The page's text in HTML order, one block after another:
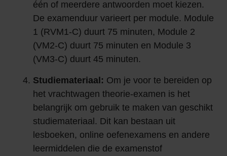
één of meerdere antwoorden moet kiezen.
De examenduur varieert per module. Module
1 (RVM1-C) duurt 75 minuten, Module 2
(VM2-C) duurt 75 minuten en Module 3
(VM3-C) duurt 45 minuten.
Studiemateriaal: Om je voor te bereiden op
het vrachtwagen theorie-examen is het
belangrijk om gebruik te maken van geschikt
studiemateriaal. Dit kan bestaan uit
lesboeken, online oefenexamens en andere
leermiddelen die de examenstof